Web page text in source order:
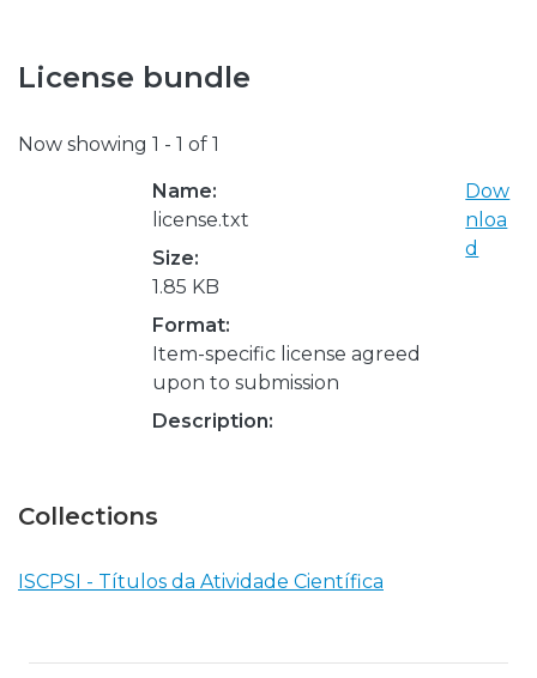
License bundle
Now showing 1 - 1 of 1
Name:
license.txt
Size:
1.85 KB
Format:
Item-specific license agreed
upon to submission
Description:
Dow
nloa
d
Collections
ISCPSI - Títulos da Atividade Científica